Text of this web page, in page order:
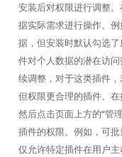
安装后对权限进行调整
据实际需求进行操作。
据，但安装时默认勾选
件对个人数据的潜在访
续调整，对于这类插件
但权限更合理的插件。
然后点击页面上方的“管
插件的权限。例如，可
仅允许特定插件在用户主